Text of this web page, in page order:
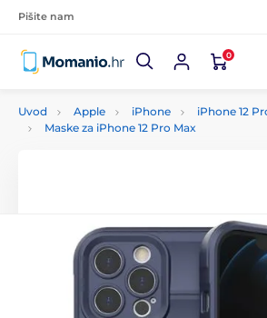
Pišite nam
0
Uvod Apple iPhone
iPhone 12
Maske za iPhone 12 Pro Max